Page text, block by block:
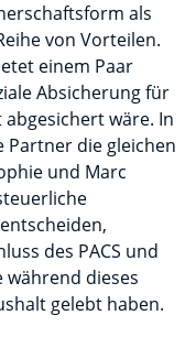
als
von Vorteilen.
einem Paar
Absicherung für
wäre. In
die gleichen
und Marc
des PACS und
während dieses
gelebt haben.